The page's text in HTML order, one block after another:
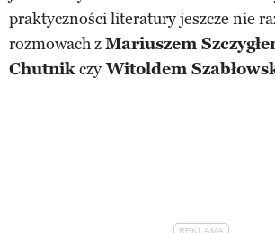
praktyczności literatury jeszcze nie
rozmowach zMariuszem
ChutnikczyWitoldem